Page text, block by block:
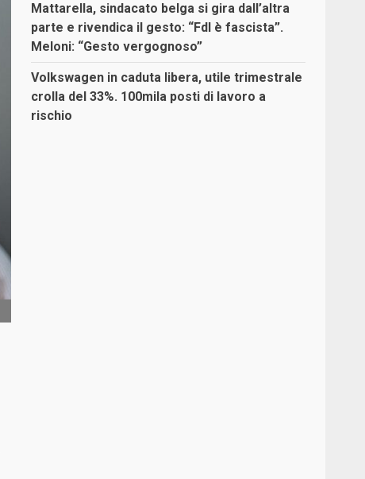
Mattarella, sindacato belga si gira dall’altra
parte e rivendica il gesto: “FdI è fascista”.
Meloni: “Gesto vergognoso”
Volkswagen in caduta libera, utile trimestrale
crolla del 33%. 100mila posti di lavoro a
rischio